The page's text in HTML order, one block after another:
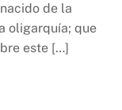
de la
oligarquía; que
este […]